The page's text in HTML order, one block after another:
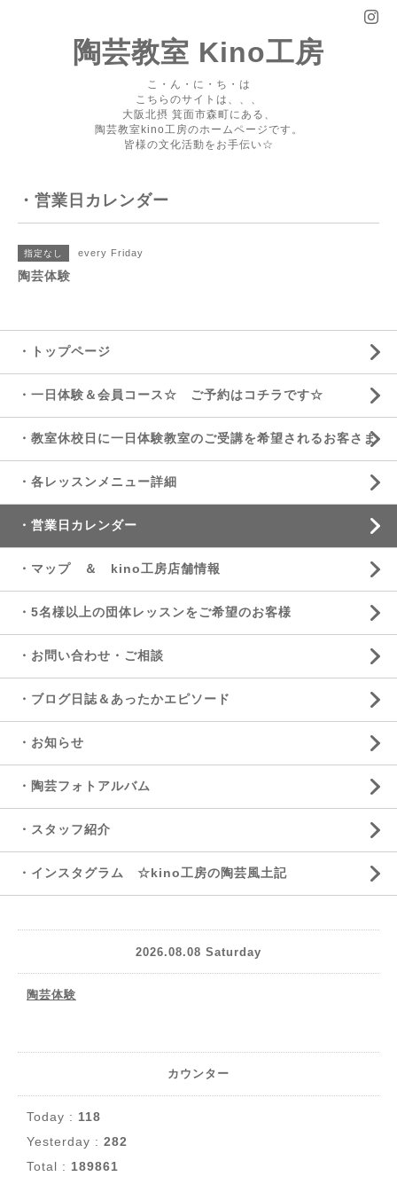
陶芸教室 Kino工房
こ・ん・に・ち・は
こちらのサイトは、、、
大阪北摂 箕面市森町にある、
陶芸教室kino工房のホームページです。
皆様の文化活動をお手伝い☆
・営業日カレンダー
指定なし every Friday
陶芸体験
・トップページ
・一日体験＆会員コース☆ ご予約はコチラです☆
・教室休校日に一日体験教室のご受講を希望されるお客さま
・各レッスンメニュー詳細
・営業日カレンダー
・マップ ＆ kino工房店舗情報
・5名様以上の団体レッスンをご希望のお客様
・お問い合わせ・ご相談
・ブログ日誌＆あったかエピソード
・お知らせ
・陶芸フォトアルバム
・スタッフ紹介
・インスタグラム ☆kino工房の陶芸風土記
2026.08.08 Saturday
陶芸体験
カウンター
Today : 118
Yesterday : 282
Total : 189861